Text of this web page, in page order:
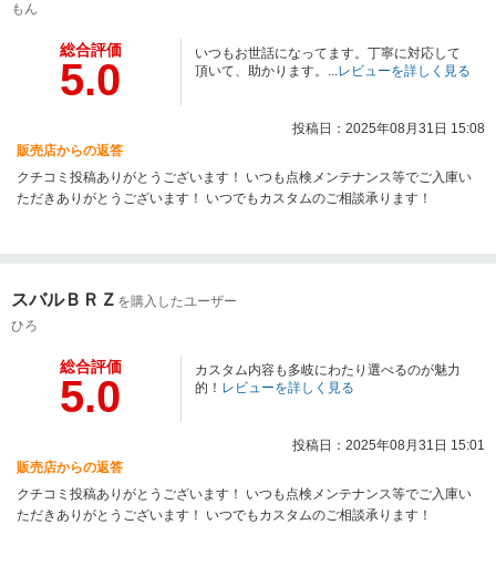
もん
総合評価
5.0
いつもお世話になってます。丁寧に対応して
頂いて、助かります。...レビューを詳しく見る
投稿日：2025年08月31日 15:08
販売店からの返答
クチコミ投稿ありがとうございます！ いつも点検メンテナンス等でご入庫い
ただきありがとうございます！ いつでもカスタムのご相談承ります！
スバルＢＲＺ を購入したユーザー
ひろ
総合評価
5.0
カスタム内容も多岐にわたり選べるのが魅力
的！ レビューを詳しく見る
投稿日：2025年08月31日 15:01
販売店からの返答
クチコミ投稿ありがとうございます！ いつも点検メンテナンス等でご入庫い
ただきありがとうございます！ いつでもカスタムのご相談承ります！